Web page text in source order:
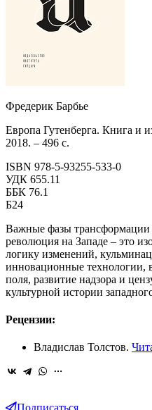
Фредерик Барбье
Европа Гутенберга. Книга и
2018. – 496 с.
ISBN 978-5-93255-533-0
УДК 655.11
ББК 76.1
Б24
Важные фазы трансформации
революция на Западе – это
логику изменений,
инновационные технологии,
поля, развитие надзора и
культурной истории
Рецензии:
Владислав Толстов.